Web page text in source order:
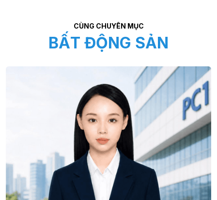
CÙNG CHUYÊN MỤC
BẤT ĐỘNG SẢN